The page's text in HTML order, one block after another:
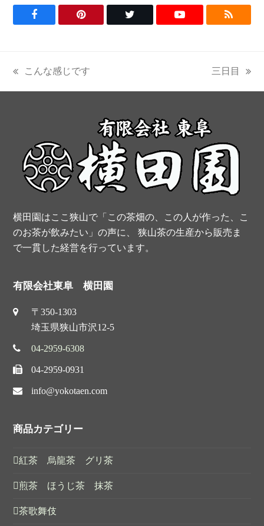
F
c
o
k
P
n
s
t
T
e
Y
b
R
S
previous
post:
こんな感じです
next
post:
三日目
横田園はここ狭山で「この茶畑の、この人が作った、こ
のお茶が飲みたい」の声に、 狭山茶の生産から販売ま
で一貫した経営を行っています。
有限会社東阜 横田園
〒350-1303
埼玉県狭山市沢12-5
04-2959-6308
04-2959-0931
info@yokotaen.com
商品カテゴリー
紅茶 烏龍茶 グリ茶
煎茶 ほうじ茶 抹茶
茶歌舞伎